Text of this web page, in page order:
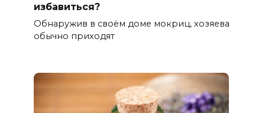
избавиться?
Обнаружив в своём доме мокриц, хозяева
обычно приходят